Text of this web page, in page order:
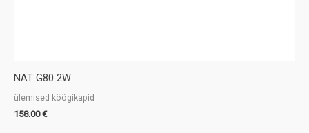
NAT G80 2W
ülemised köögikapid
158.00€